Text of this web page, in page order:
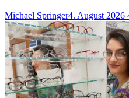
Michael Springer4. August 2026